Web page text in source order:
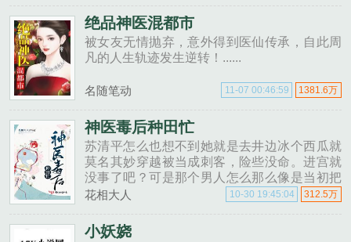
绝品神医混都市
被女友无情抛弃，意外得到医仙传承，自此周
凡的人生轨迹发生逆转！......
名随笔动 1381.6万
11-07 00:46:59
神医毒后种田忙
苏清平怎么也想不到她就是去井边冰个西瓜就
莫名其妙穿越被当成刺客，险些没命。进宫就
没事了吧？可是那个男人怎么那么像是当初把
自己当成刺客的人？这偏僻破败的小屋，发霉
的废地，还有身上的粗布旧衣和一日......
花相大人 312.5万
10-30 19:45:04
小妖娆